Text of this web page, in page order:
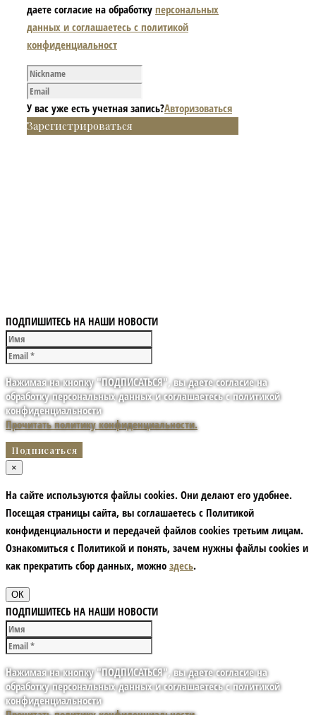
даете согласие на обработку персональных
данных и соглашаетесь с политикой
конфиденциальност
У вас уже есть учетная запись?Авторизоваться
Зарегистрироваться
ПОДПИШИТЕСЬ НА НАШИ НОВОСТИ
Нажимая на кнопку "ПОДПИСАТЬСЯ", вы даете согласие на
обработку персональных данных и соглашаетесь с политикой
конфиденциальности
Прочитать политику конфиденциальности.
×
На сайте используются файлы cookies. Они делают его удобнее.
Посещая страницы сайта, вы соглашаетесь с Политикой
конфиденциальности и передачей файлов cookies третьим лицам.
Ознакомиться с Политикой и понять, зачем нужны файлы сookies и
как прекратить сбор данных, можно здесь.
ОК
ПОДПИШИТЕСЬ НА НАШИ НОВОСТИ
Нажимая на кнопку "ПОДПИСАТЬСЯ", вы даете согласие на
обработку персональных данных и соглашаетесь с политикой
конфиденциальности